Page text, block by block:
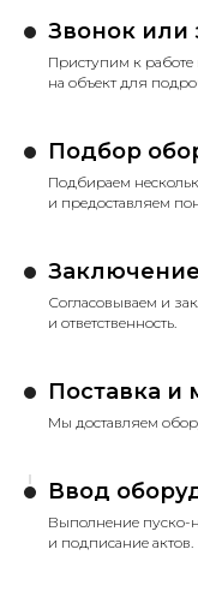
Звонок или
Приступим к
на объект для
Подбор
Подбираем
и предоставляем
Согласовываем и
и ответственность.
Поставка и
Мы доставляем
Ввод
Выполнение пуско-
и подписание актов.